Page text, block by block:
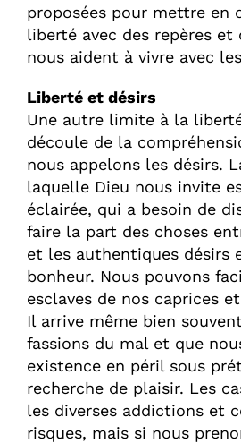
proposées pour mettre en
liberté avec des repères et
nous aident à vivre avec
Liberté et désirs
Une autre limite à la
découle de la
nous appelons les désirs.
laquelle Dieu nous invite
éclairée, qui a besoin de
faire la part des choses
et les authentiques désirs
bonheur. Nous pouvons
esclaves de nos caprices
Il arrive même bien
fassions du mal et que
existence en péril sous
recherche de plaisir. Les
les diverses addictions et
risques, mais si nous